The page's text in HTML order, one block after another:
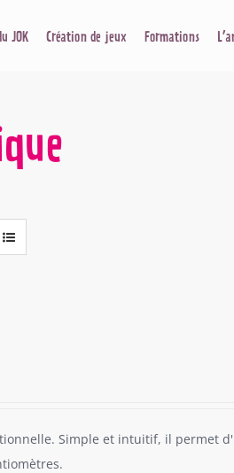
JOK Création de jeux Formations
Simple et intuitif, il permet